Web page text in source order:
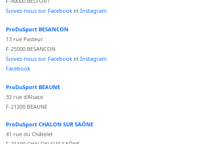
Suivez-nous sur Facebook et Instagram
ProDuSport BESANCON
13 rue Pasteur
F-25000 BESANCON
Suivez-nous sur Facebook et Instagram
Facebook
ProDuSport BEAUNE
32 rue d'Alsace
F-21200 BEAUNE
ProDuSport CHALON SUR SAÔNE
41 rue du Châtelet